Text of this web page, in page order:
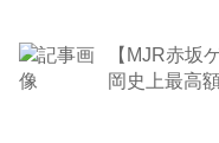
【MJR赤坂
岡史上最高